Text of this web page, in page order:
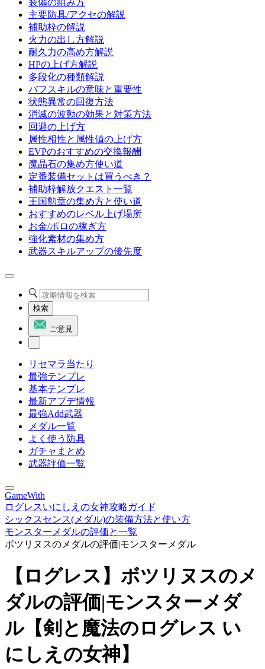
装備の組み方
主要防具/アクセの解説
補助枠の解説
火力の出し方解説
耐久力の高め方解説
HPの上げ方解説
多段化の種類解説
バフスキルの意味と重要性
状態異常の回復方法
消滅の波動の効果と対策方法
回避の上げ方
属性相性と属性値の上げ方
EVPのおすすめの交換報酬
魔晶石の集め方使い道
定番装備セットは買うべき？
補助枠解放クエスト一覧
王国勲章の集め方と使い道
おすすめのレベル上げ場所
お金/ポロの稼ぎ方
強化素材の集め方
武器スキルアップの優先度
検索
ご意見
リセマラ当たり
最強テンプレ
基本テンプレ
最新アプデ情報
最強Add武器
メダル一覧
よく使う防具
ガチャまとめ
武器評価一覧
GameWith
ログレスいにしえの女神攻略ガイド
シックスセンス(メダル)の装備方法と使い方
モンスターメダルの評価と一覧
ボツリヌスのメダルの評価|モンスターメダル
【ログレス】ボツリヌスのメ
ダルの評価|モンスターメダ
ル【剣と魔法のログレス い
にしえの女神】